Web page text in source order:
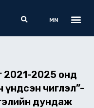
Search
MN
2021-2025 онд
үндсэн чиглэл”-
дундаж